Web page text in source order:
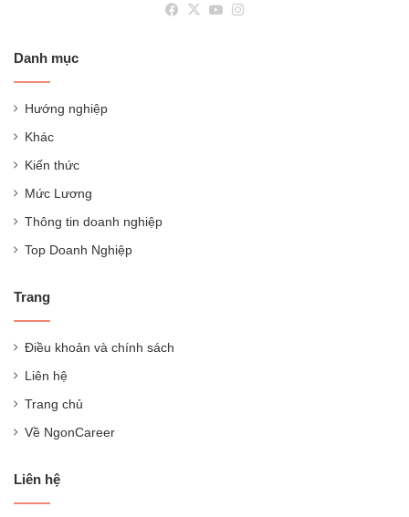
Facebook
X YouTube
Danh mục
Hướng nghiệp
Khác
Kiến thức
Mức Lương
Thông tin doanh nghiệp
Top Doanh Nghiệp
Trang
Điều khoản và chính sách
Liên hệ
Trang chủ
Về NgonCareer
Liên hệ